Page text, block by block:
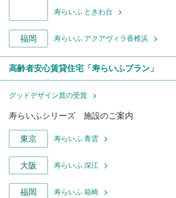
寿らいふ ときわ台
福岡 寿らいふ アクアヴィラ香椎浜
高齢者安心賃貸住宅「寿らいふプラン」
グッドデザイン賞の受賞
寿らいふシリーズ 施設のご案内
東京 寿らいふ 青雲
大阪 寿らいふ 深江
福岡 寿らいふ 箱崎